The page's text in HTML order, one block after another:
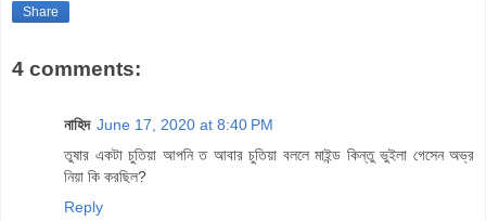
Share
4 comments:
নাহিদ June 17, 2020 at 8:40 PM
তুষার একটা চুতিয়া আপনি ত আবার চুতিয়া বললে মাইন্ড কিন্তু ভুইলা গেসেন অভ্র
নিয়া কি করছিল?
Reply